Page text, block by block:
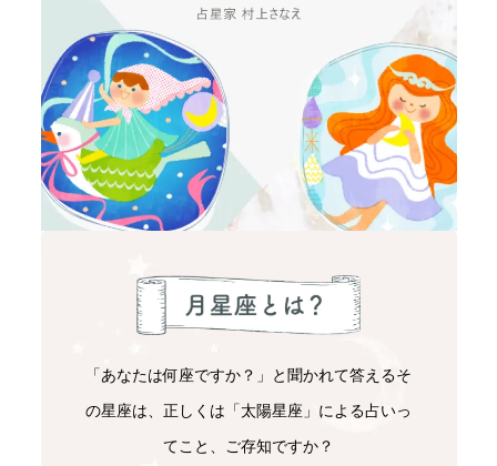
「あなたは何座ですか？」と聞かれて答えるそ
の星座は、正しくは「太陽星座」による占いっ
てこと、ご存知ですか？